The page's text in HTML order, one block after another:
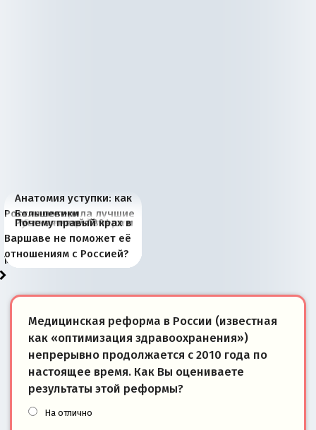
Анатомия уступки: как
Россия потеряла лучшие
рыбопромысловые
районы Баренцева
моря
Большевики
отличаются от «Яблока»
тем, что они -
победители
Киевская марионетка
Запада рассказала о
«переобувании» хозяев
В России назрели
перемены: 15 шагов к
суверенной экономике
Миграционный пожар
Европы
Россия начинает
сбрасывать балласт
Анкориджа
Россия зимой 1904
года: первые уступки во
внутренней политике
Русская нация вчера и
сегодня
Почему правый крах в
Варшаве не поможет её
отношениям с Россией?
Медицинская реформа в России (известная
как «оптимизация здравоохранения»)
непрерывно продолжается с 2010 года по
настоящее время. Как Вы оцениваете
результаты этой реформы?
На отлично